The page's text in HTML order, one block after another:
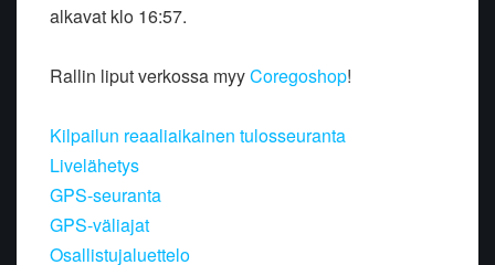
alkavat klo 16:57.
Rallin liput verkossa myyCoregoshop!
Kilpailun reaaliaikainen tulosseuranta
Livelähetys
GPS-seuranta
GPS-väliajat
Osallistujaluettelo